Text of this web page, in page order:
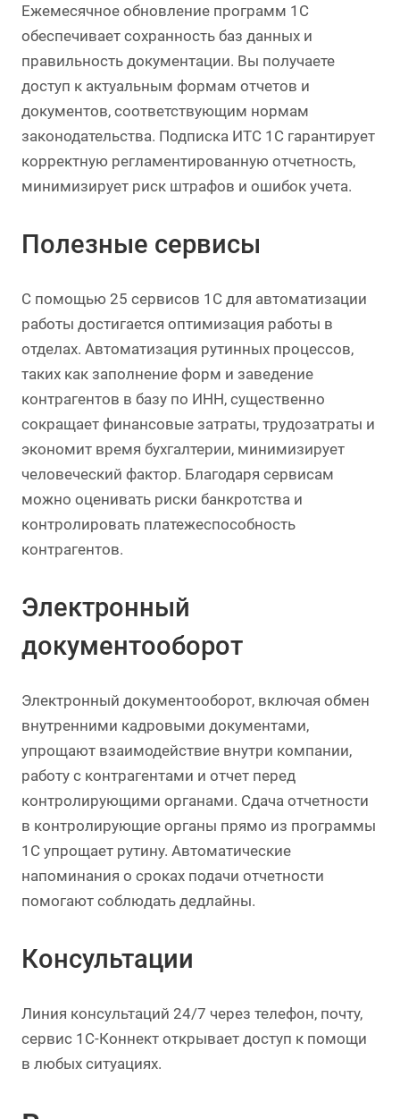
Ежемесячное обновление программ 1С
обеспечивает сохранность баз данных и
правильность документации. Вы получаете
доступ к актуальным формам отчетов и
документов, соответствующим нормам
законодательства. Подписка ИТС 1С гарантирует
корректную регламентированную отчетность,
минимизирует риск штрафов и ошибок учета.
Полезные сервисы
С помощью 25 сервисов 1С для автоматизации
работы достигается оптимизация работы в
отделах. Автоматизация рутинных процессов,
таких как заполнение форм и заведение
контрагентов в базу по ИНН, существенно
сокращает финансовые затраты, трудозатраты и
экономит время бухгалтерии, минимизирует
человеческий фактор. Благодаря сервисам
можно оценивать риски банкротства и
контролировать платежеспособность
контрагентов.
Электронный
документооборот
Электронный документооборот, включая обмен
внутренними кадровыми документами,
упрощают взаимодействие внутри компании,
работу с контрагентами и отчет перед
контролирующими органами. Сдача отчетности
в контролирующие органы прямо из программы
1С упрощает рутину. Автоматические
напоминания о сроках подачи отчетности
помогают соблюдать дедлайны.
Консультации
Линия консультаций 24/7 через телефон, почту,
сервис 1С-Коннект открывает доступ к помощи
в любых ситуациях.